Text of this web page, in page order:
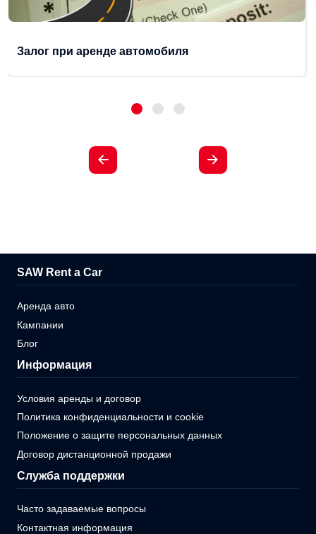
Залог при аренде автомобиля
SAW Rent a Car
Аренда авто
Кампании
Блог
Информация
Условия аренды и договор
Политика конфиденциальности и cookie
Положение о защите персональных данных
Договор дистанционной продажи
Служба поддержки
Часто задаваемые вопросы
Контактная информация